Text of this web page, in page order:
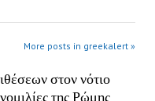
More posts in greekalert »
στον νότιο
της Ρώμης